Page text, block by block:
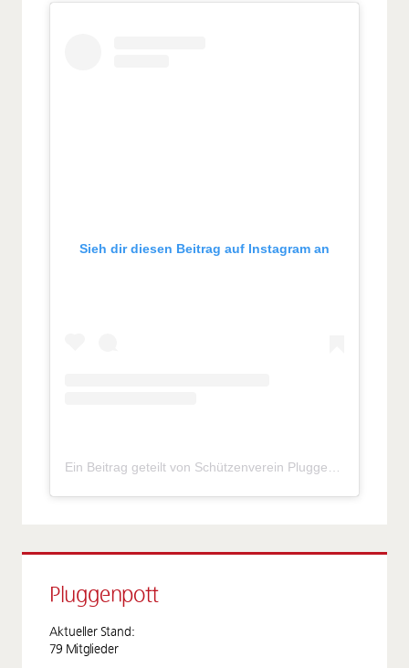
Sieh dir diesen Beitrag auf Instagram an
Ein Beitrag geteilt von Schützenverein Pluggendorf e.V. (@sv_pluggendorf)
Pluggenpott
Aktueller Stand:
79 Mitglieder